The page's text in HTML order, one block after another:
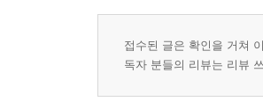
접수된 글은 확인을 거쳐
독자 분들의 리뷰는 리뷰